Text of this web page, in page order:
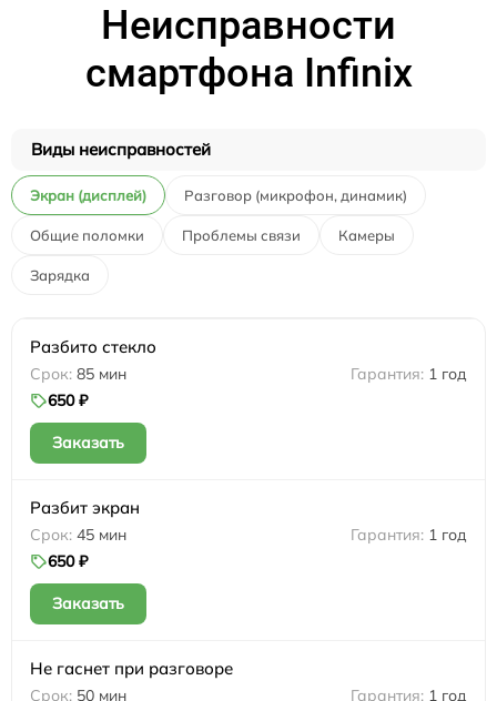
Неисправности
смартфона Infinix
Виды неисправностей
Экран (дисплей) Разговор (микрофон, динамик)
Общие поломки Проблемы связи Камеры
Зарядка
Разбито стекло
85 мин
1 год
650 ₽
Заказать
Разбит экран
45 мин
1 год
650 ₽
Заказать
Не гаснет при разговоре
50 мин 1 год